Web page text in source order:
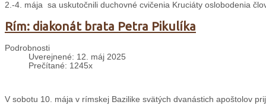
2.-4. mája sa uskutočnili duchovné cvičenia Kruciáty oslobodenia
Rím: diakonát brata Petra Pikulíka
Podrobnosti
Uverejnené: 12. máj 2025
Prečítané: 1245x
V sobotu 10. mája v rímskej Bazilike svätých dvanástich apoštolov